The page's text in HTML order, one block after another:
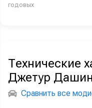
годовых
Технические
Джетур
Сравнить все